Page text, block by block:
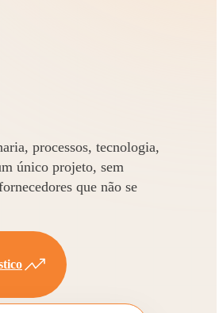
processos, tecnologia,
único projeto, sem
que não se